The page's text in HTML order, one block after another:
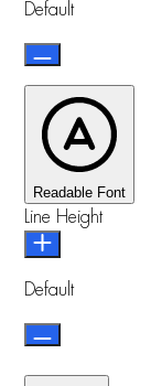
Default
Readable Font
Line Height
Default